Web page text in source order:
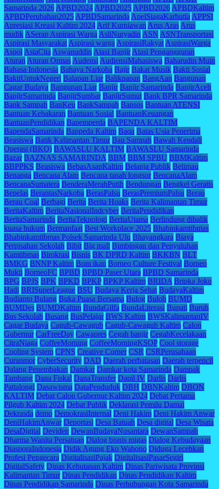
Samarinda 2026 APBD2024 APBD2025 APBD2026 APBDKaltim
APBDPerubahan2025 APBDSamarinda ApelSiagaKarhutla APPSI
Apresiasi Kreasi Kaltim 2024 Arif Kurniawan Arus Aras Arus
mudik ASerap Aspirasi Warga AsliNuryadin ASN ASNTransportasi
Aspirasi Masyarakat Aspirasi warga AspirasiRakyat AspirasiWarga
Aspol AstaCita Aswanuddin Atasi Banjir Atasi Pengangguran
Aturan Aturan Ormas Audensi AudiensiMahasiswa Baharudin Muin
Bahasa Indonesia Bahaya Narkoba Bajir Bakat Musik Bakti Sosial
BaktiUntukNegeri Balapan Liar Balikpapan BangAan Bangunan
Cagar Budaya Bangunan Liar Banjir Banjir Samarinda BanjirAceh
BanjirSamarinda BanjirSumbar BanjirSumut Bank BPR Samarinda
Bank Sampah BanKeu BankSampah Bansos Bantuan ATENSI
Bantuan Kebakaran Bantuan Sosial BantuanKeuangan
BantuanPendidikan Bapemperda BAPENDA KALTIM
BapendaSamarinda Bappeda Kaltim Baqa Batas Usia Penerima
Beasiswa Batik Kalimantan Timur Bau Sampah Bawah Kendali
Operasi (BKO) BAWASLU KALTIM BAWASLU Samarinda
Bazar BAZNAS SAMARINDA BBM BBM SPBU BBMKaltim
BBPPKS Beasiswa BebasAsapKaltim Belanja Publik Belimau
Benanga Bencana Alam Bencana tanah longsor BencanaAlam
BencanaSumatera BenderaMerahPutih Bendungan Bengkel Geratis
Bepelas BerantasNarkoba BerasPalsu BerasPremiumPalsu Berau
Berau Coal Berbagi Berita Berita Hoaks Berita Kalimantan Timur
BeritaKaltim BeritaNasionalIndcyber BeritaPendidikan
BeritaSamarinda BeritaTeknologi BeritaUtama Berlindung dibalik
kuasa hukum Bermanfaat Best Workplace 2025 Bhabinkamtibmas
Bhabinkamtibmas Polsek Samarinda Ulu Bhayangkara Biaya
Perpisahan Sekolah Bibit Big mall Bimbingan dan Penyuluhan
Kamtibmas Birokrasi Bisnis BK DPRD Kaltim BKKBN BLT
BMKG BNNP Kaltim Bom ikan Borneo Culture Festival Borneo
Mukti BorneoFC BPBD BPBD Paser Utara BPBD Samarinda
BPG BPJS BPK BPKD BPKP BPKP Kaltim BRIDA Bripka Joko
Hadi BRISuperLeague BSU Budaya Kerja Sehat BudayaKaltim
Budianto Bulang Buka Puasa Bersama Bulog Buloh BUMD
BUMDes BUMDKaltim BundaGilfa BundaLiterasi Bupati Buruh
Bus Sekolah Busang BusPelajar BWS Kaltim BWSKalimantanIV
Cagar Budaya Cagub-Cawagub Cagub-Cawagub Kaltim Calon
Gubernur CarFreeDay Cawapres Cegah banjir CegahKecelakaan
CitraNiaga CoffeeMorning CoffeeMorningKSOP Cool storage
Cooling System CPNS Creative Corner CSR CSRPerusahaan
Curanmor CyberSecurity DAD Daerah perbatasan Daerah terpencil
Dalang Penembakan Damkar Damkar kota Samarinda Dampak
Tambang Dana Fiskal DanaTransfer Dapil IV Darlis Darlis
Pattalongi Dasawisma DataPenduduk DBH DBNKaltim DBON
KALTIM Debat Calon Gubernur Kaltim 2024 Debat Pertama
Pilgub Kaltim 2024 Debat Publik Deklarasi Pemilu Damai
Dekrasda demo DemokrasiInternal Deni Hakim Deni Hakim Anwar
DeniHakimAnwar Deportasi Desa Batuah Desa digital Desa Wisata
DesaDigital Deviden DewanBudayaNusantara DewanSampah
Dharma Wanita Persatuan Dialog bisnis migas Dialog Kebudayaan
DiasporaIndonesia Didik Agung Eko Wahono Diduga Lecehkan
Profesi Pengecara DigitalisasiPajak DigitalisasiPasarSegiri
DigitalSafety Dinas Kehutanan Kaltim Dinas Pariwisata Provinsi
Kalimantan Timur Dinas Pendidikan Dinas Pendidikan Kaltim
Dinas Pendidikan Samarinda Dinas Perhubungan Kota Samarinda